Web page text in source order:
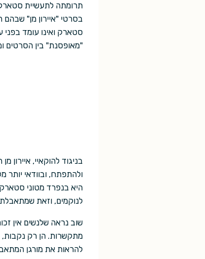
תרומתה לתעשיית
בסרטי "איירון מן"
סטארק ואינו עומד
"מאופסנת" בין הסרטים
בניגוד להוקאיי,
ולהתפתח, ובוודאי יותר
היא בנפרד מטוני
לנוקמים, וזאת
שוב נראה שלנשים אין
מתקשרות. הן רק נקבות,
להראות את מורגן